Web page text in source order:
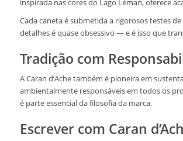
Cada caneta é submetida a rigorosos testes
detalhes é quase obsessivo — e é isso que
Tradição com
A Caran d’Ache também é pioneira em
ambientalmente responsáveis em todos os
é parte essencial da filosofia da marca.
Escrever com Caran